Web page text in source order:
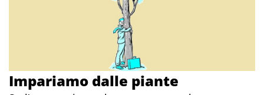
Impariamo dalle piante